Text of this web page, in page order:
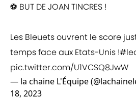
⚽ BUT DE JOAN TINCRES !
Les Bleuets ouvrent le score
temps face aux Etats-Unis !
pic.twitter.com/U1VCSQ8JwW
— la chaine L'Équipe
18, 2023